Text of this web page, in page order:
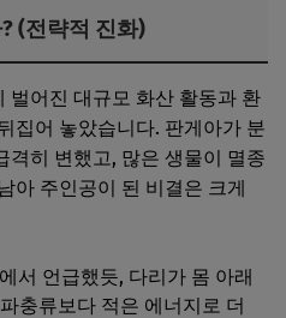
(전략적 진화)
벌어진 대규모 화산 활동과 환
집어 놓았습니다. 판게아가 분
격히 변했고, 많은 생물이 멸종
아 주인공이 된 비결은 크게
서 언급했듯, 다리가 몸 아래
충류보다 적은 에너지로 더